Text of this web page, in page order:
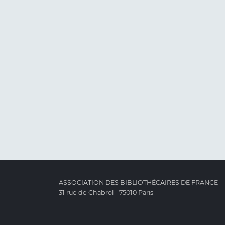
ASSOCIATION DES BIBLIOTHÉCAIRES DE FRANCE
31 rue de Chabrol - 75010 Paris